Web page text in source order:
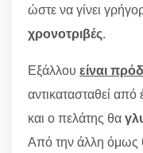
ώστε να γίνει
χρονοτριβές.
Εξάλλου είναι
αντικατασταθεί
και ο πελάτης θα
Από την άλλη όμως